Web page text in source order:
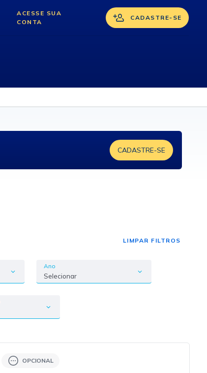
ACESSE SUA
CONTA
CADASTRE-SE
CADASTRE-SE
LIMPAR FILTROS
Ano
Selecionar
OPCIONAL